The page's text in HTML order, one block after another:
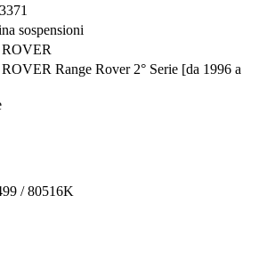
sospensioni
Range Rover 2° Serie [da 1996 a
/ 80516K